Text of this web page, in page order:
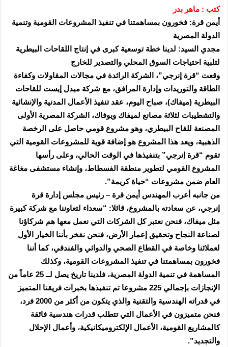
كتب : ماهر بدر
أيمن قرة: فخورون بمساهمتنا في تنفيذ المشروعات القومية وتنمية
الدولة المصرية
مجدي السيد: لدينا خطة توسعية كبرى في إنتاج اللقاحات البيطرية
لتلبية احتياجات السوق المحلي والتصدير للخارج
وقعت “قرة إنرجي”، الشركة الرائدة في مجالات المقاولات وكفاءة
الطاقة والتوريدات وإدارة المرافق، مع شركة ميدل إيست للقاحات
البيطرية (ميفاك)، صباح اليوم، عقد تنفيذ الأعمال المدنية والإنشائية
والتشطيبات لثلاثة مصانع لميفاك ويوفاك، الشركة المصرية الأولى
المصنعة للقاح البيطري، وهو مشروع قومي حاصل على الرخصة
الذهبية، ويعد هذا المشروع هو إضافة قوية للمشروعات القومية التي
تقوم “قرة إنرجي” بتنفيذها في الوقت الحالي، وعلى رأسها
المشروع القومي لتطوير منطقة الفسطاط، وإنشاء مستشفى مغاغة
العام ضمن مشروعات “حياة كريمة”.
من جانبه أعرب المهندس أيمن قرة – رئيس مجلس إدارة قرة
إنرجي، عن سعادته بالمشروع، قائلا: “سعداء لتعاوننا مع شركة كبيرة
مثل ميفاك، فنحن نعتبر كل الشركات التي نعمل معها هم شركاؤنا
لصناعة النجاح وتحقيق إعمار الأرض، فنحن نفخر بأننا الخيار الأول
لعملائنا وخاصة في القطاع الصحي والدوائي والفندقي، كما أننا
فخورون بمساهمتنا في تنفيذ المشروعات القومية، وكذلك
المساهمة في تنمية الدولة المصرية، فلدينا تاريخ يصل لــ 25 عاماً من
الإنجازات بإجمالي 225 مشروعا تم تنفيذها بخبرات فريقنا المتميز
في قدراته الهندسية والتقنية والذي يتكون من أكثر من 2000 فرد،
فنحن متميزون في الأعمال التي تتطلب قدرات هندسية فائقة
كالمشاريع القومية، الأعمال الإلكتروميكانيكية، وأعمال الإحلال
والتجديد”.